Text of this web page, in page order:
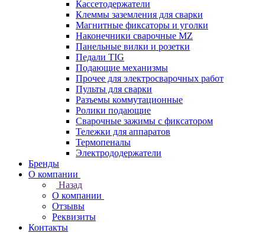
Кассетодержатели
Клеммы заземления для сварки
Магнитные фиксаторы и уголки
Наконечники сварочные MZ
Панельные вилки и розетки
Педали TIG
Подающие механизмы
Прочее для электросварочных работ
Пульты для сварки
Разъемы коммутационные
Ролики подающие
Сварочные зажимы с фиксатором
Тележки для аппаратов
Термопеналы
Электрододержатели
Бренды
О компании
Назад
О компании
Отзывы
Реквизиты
Контакты